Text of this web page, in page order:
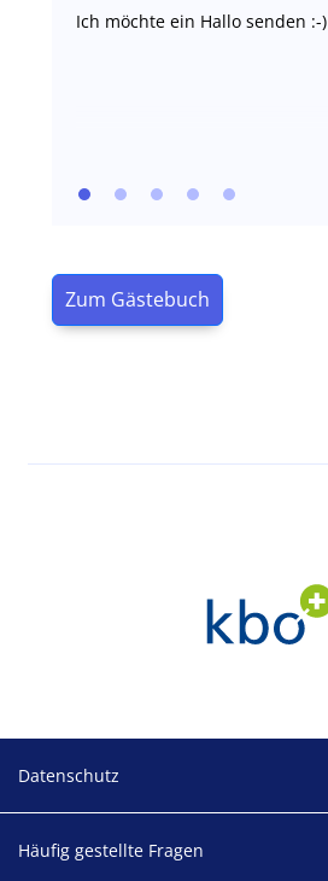
Ich möchte ein Hallo senden :-)
Zum Gästebuch
Datenschutz
Häufig gestellte Fragen